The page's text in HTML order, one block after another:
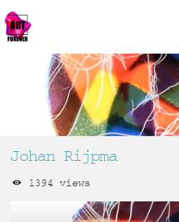
Johan Rijpma
1394 views